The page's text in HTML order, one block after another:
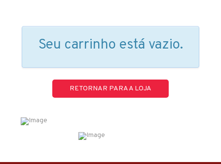
Seu carrinho está vazio.
RETORNAR PARA A LOJA